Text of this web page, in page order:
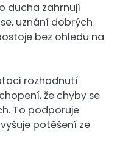
ducha zahrnují
uznání dobrých
bez ohledu na
rozhodnutí
že chyby se
To podporuje
potěšení ze